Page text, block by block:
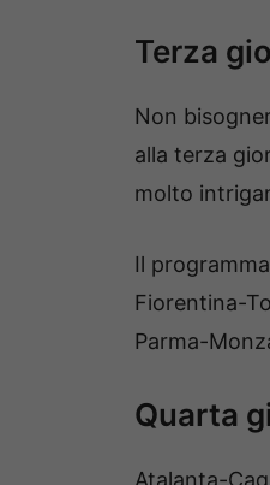
Terza
Non
alla terza
molto
Il
Fiorentina-
Parma-
Quarta
Atalanta-